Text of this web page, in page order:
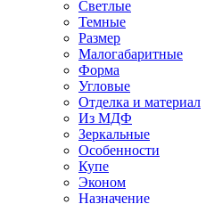
Светлые
Темные
Размер
Малогабаритные
Форма
Угловые
Отделка и материал
Из МДФ
Зеркальные
Особенности
Купе
Эконом
Назначение